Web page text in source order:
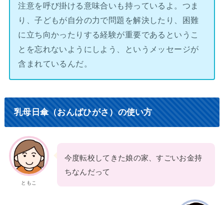
注意を呼び掛ける意味合いも持っているよ。つま
り、子どもが自分の力で問題を解決したり、困難
に立ち向かったりする経験が重要であるというこ
とを忘れないようにしよう、というメッセージが
含まれているんだ。
乳母日傘（おんばひがさ）の使い方
ともこ
今度転校してきた娘の家、すごいお金持
ちなんだって